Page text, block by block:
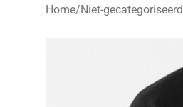
Home/Niet-gecategoriseerd